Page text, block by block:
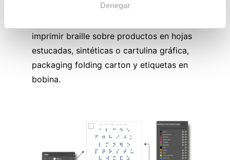
Denegar
imprimir braille sobre productos en hojas
estucadas, sintéticas o cartulina gráfica,
packaging folding carton y etiquetas en
bobina.